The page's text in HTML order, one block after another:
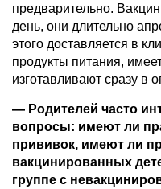
предварительно.
день, они длительно
этого доставляется в
продукты питания,
изготавливают сразу в
— Родителей часто
вопросы: имеют ли
прививок, имеют ли
вакцинированных
группе с